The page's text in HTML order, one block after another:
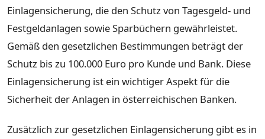
Einlagensicherung, die den Schutz von Tagesgeld- und
Festgeldanlagen sowie Sparbüchern gewährleistet.
Gemäß den gesetzlichen Bestimmungen beträgt der
Schutz bis zu 100.000 Euro pro Kunde und Bank. Diese
Einlagensicherung ist ein wichtiger Aspekt für die
Sicherheit der Anlagen in österreichischen Banken.
Zusätzlich zur gesetzlichen Einlagensicherung gibt es in